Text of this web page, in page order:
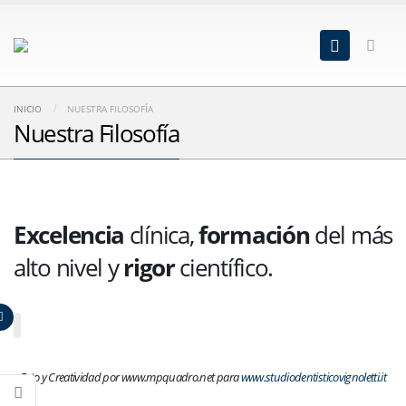
INICIO NUESTRA FILOSOFÍA
Nuestra Filosofía
Excelencia clínica,formacióndel más
alto nivel yrigorcientífico.
Foto y Creatividad por www.mpquadro.net parawww.studiodentisticovignoletti.it